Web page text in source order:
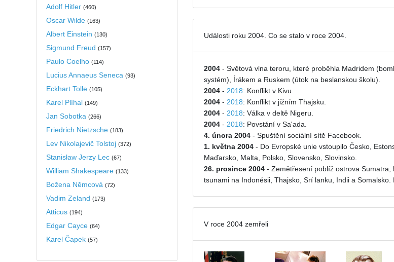
Adolf Hitler (460)
Oscar Wilde (163)
Albert Einstein (130)
Sigmund Freud (157)
Paulo Coelho (114)
Lucius Annaeus Seneca (93)
Eckhart Tolle (105)
Karel Plíhal (149)
Jan Sobotka (266)
Friedrich Nietzsche (183)
Lev Nikolajevič Tolstoj (372)
Stanisław Jerzy Lec (67)
William Shakespeare (133)
Božena Němcová (72)
Vadim Zeland (173)
Atticus (194)
Edgar Cayce (64)
Karel Čapek (57)
Události roku 2004. Co se stalo v roce 2004.
2004 - Světová vlna teroru, které proběhla Madridem
systém), Írákem a Ruskem (útok na beslanskou školu).
2004 - 2018: Konflikt v Kivu.
2004 - 2018: Konflikt v jižním Thajsku.
2004 - 2018: Válka v deltě Nigeru.
2004 - 2018: Povstání v Sa'ada.
4. února 2004 - Spuštění sociální sítě Facebook.
1. května 2004 - Do Evropské unie vstoupilo Česko,
Maďarsko, Malta, Polsko, Slovensko, Slovinsko.
26. prosince 2004 - Zemětřesení poblíž ostrova Sumatra,
tsunami na Indonésii, Thajsko, Srí lanku, Indii a Somalsko.
V roce 2004 zemřeli